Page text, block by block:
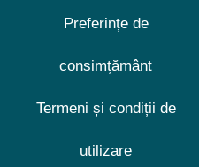
Preferințe de
consimțământ
Termeni și condiții de
utilizare